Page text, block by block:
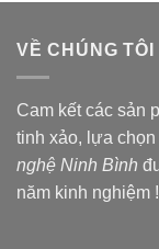
VỀ CHÚNG TÔI
Cam kết các sản
tinh xảo, lựa
nghệ Ninh Bình
năm kinh nghiệm !